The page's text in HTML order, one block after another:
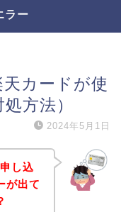
ラー
カードが使
方法）
2024年5月1日
し込
が出て